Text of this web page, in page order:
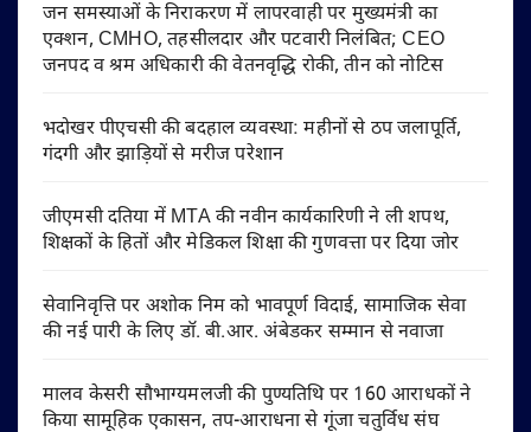
जन समस्याओं के निराकरण में लापरवाही पर मुख्यमंत्री का
एक्शन, CMHO, तहसीलदार और पटवारी निलंबित; CEO
जनपद व श्रम अधिकारी की वेतनवृद्धि रोकी, तीन को नोटिस
भदोखर पीएचसी की बदहाल व्यवस्था: महीनों से ठप जलापूर्ति,
गंदगी और झाड़ियों से मरीज परेशान
जीएमसी दतिया में MTA की नवीन कार्यकारिणी ने ली शपथ,
शिक्षकों के हितों और मेडिकल शिक्षा की गुणवत्ता पर दिया जोर
सेवानिवृत्ति पर अशोक निम को भावपूर्ण विदाई, सामाजिक सेवा
की नई पारी के लिए डॉ. बी.आर. अंबेडकर सम्मान से नवाजा
मालव केसरी सौभाग्यमलजी की पुण्यतिथि पर 160 आराधकों ने
किया सामूहिक एकासन, तप-आराधना से गूंजा चतुर्विध संघ